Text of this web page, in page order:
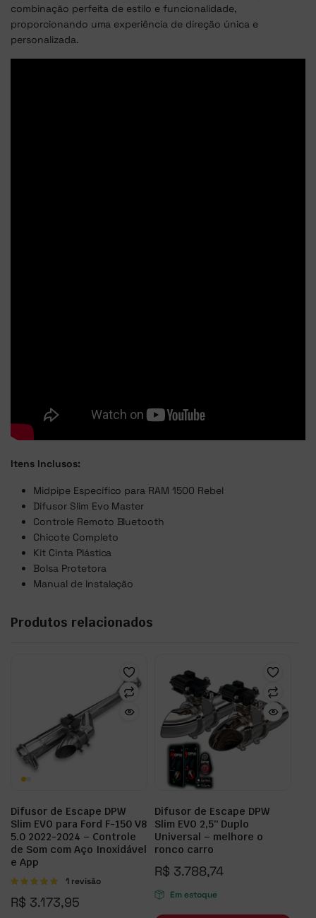
combinação perfeita de estilo e funcionalidade,
proporcionando uma experiência de direção única e
personalizada.
Itens Inclusos:
Midpipe Específico para RAM 1500 Rebel
Difusor Slim Evo Master
Controle Remoto Bluetooth
Chicote Completo
Kit Cinta Plástica
Bolsa Protetora
Manual de Instalação
Produtos relacionados
Difusor de Escape DPW
Slim EVO para Ford F-150 V8
5.0 2022-2024 – Controle
de Som com Aço Inoxidável
e App
Avaliação
1 revisão
R$ 3.173,95
Difusor de Escape DPW
Slim EVO 2,5″ Duplo
Universal – melhore o
ronco carro
R$ 3.788,74
Em estoque